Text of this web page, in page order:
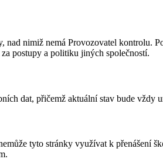
nad nimiž nemá Provozovatel kontrolu.
postupy a politiku jiných společností.
dat, přičemž aktuální stav bude vždy
tyto stránky využívat k přenášení